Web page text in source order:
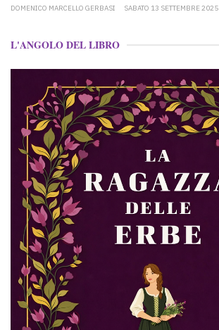
DOMENICO MARCELLO GERBASI SABATO 13 SETTEMBRE 2025
L'ANGOLO DEL LIBRO